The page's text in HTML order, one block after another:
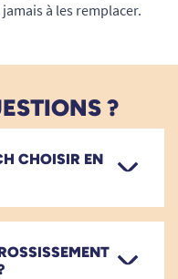
à les remplacer.
?
CHOISIR EN